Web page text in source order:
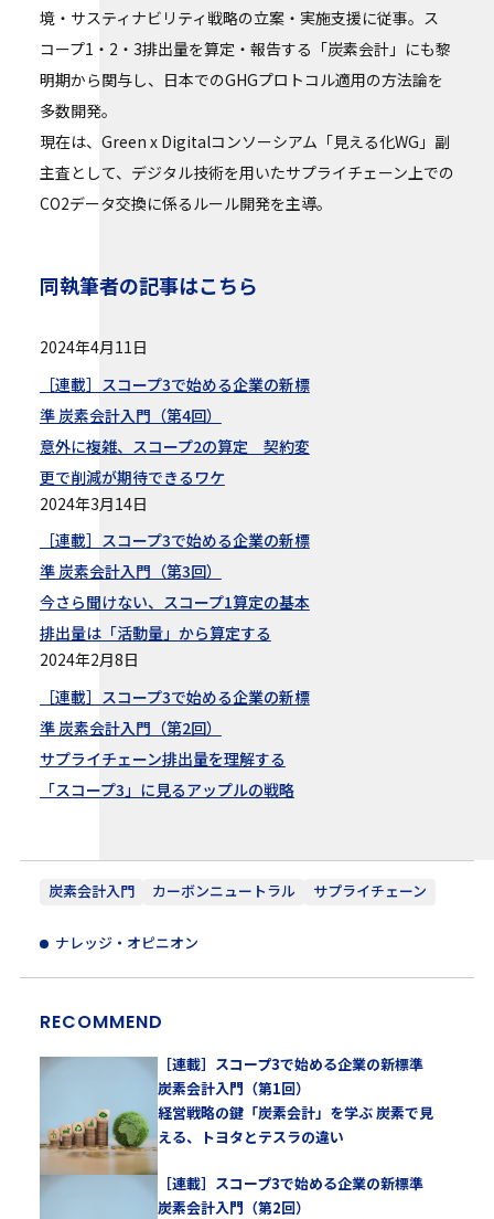
炭素会計入門 カーボンニュートラル サプライチェーン
ナレッジ・オピニオン
RECOMMEND
［連載］スコープ3で始める企業の新標準
炭素会計入門（第1回）
経営戦略の鍵「炭素会計」を学ぶ 炭素で見
える、トヨタとテスラの違い
［連載］スコープ3で始める企業の新標準
炭素会計入門（第2回）
境・サスティナビリティ戦略の立案・実施支援に従事。ス
コープ1・2・3排出量を算定・報告する「炭素会計」にも黎
明期から関与し、日本でのGHGプロトコル適用の方法論を
多数開発。
現在は、Green x Digitalコンソーシアム「見える化WG」副
主査として、デジタル技術を用いたサプライチェーン上での
CO2データ交換に係るルール開発を主導。
同執筆者の記事はこちら
2024年4月11日
［連載］スコープ3で始める企業の新標
準 炭素会計入門（第4回）
意外に複雑、スコープ2の算定 契約変
更で削減が期待できるワケ
2024年3月14日
［連載］スコープ3で始める企業の新標
準 炭素会計入門（第3回）
今さら聞けない、スコープ1算定の基本
排出量は「活動量」から算定する
2024年2月8日
［連載］スコープ3で始める企業の新標
準 炭素会計入門（第2回）
サプライチェーン排出量を理解する
「スコープ3」に見るアップルの戦略